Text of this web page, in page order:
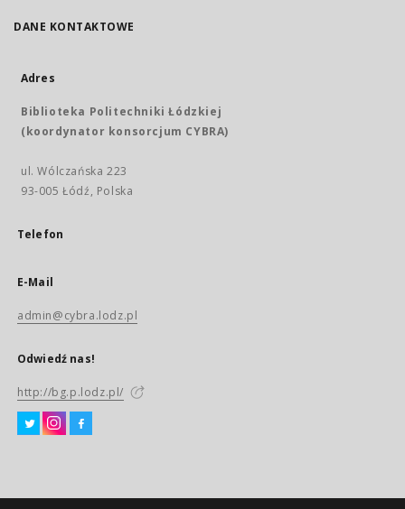
DANE KONTAKTOWE
Adres
Biblioteka Politechniki Łódzkiej
(koordynator konsorcjum CYBRA)
ul. Wólczańska 223
93-005 Łódź, Polska
Telefon
E-Mail
admin@cybra.lodz.pl
Odwiedź nas!
http://bg.p.lodz.pl/